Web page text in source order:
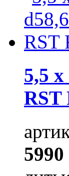
5,5
RST
5990